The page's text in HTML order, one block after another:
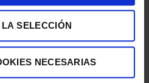
SELECCIÓN
NECESARIAS
EFFICIENT PLUS 26 CM